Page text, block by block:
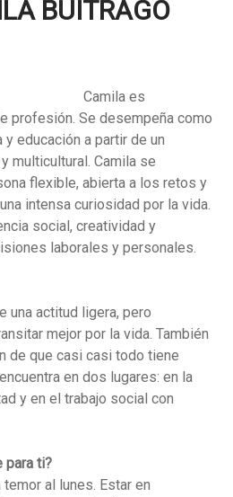
BUITRAGO
Camila es
profesión. Se desempeña como
educación a partir de un
multicultural. Camila se
flexible, abierta a los retos y
intensa curiosidad por la vida.
social, creatividad y
laborales y personales.
una actitud ligera, pero
mejor por la vida. También
de que casi casi todo tiene
en dos lugares: en la
y en el trabajo social con
para ti?
al lunes. Estar en